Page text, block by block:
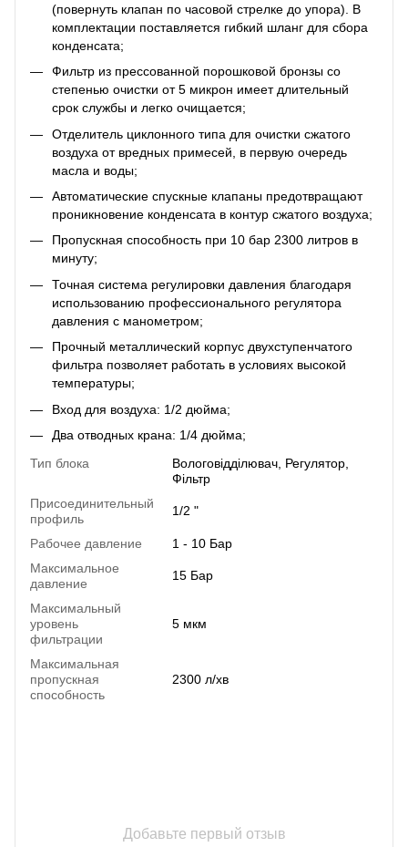
(повернуть клапан по часовой стрелке до упора). В
комплектации поставляется гибкий шланг для сбора
конденсата;
Фильтр из прессованной порошковой бронзы со
степенью очистки от 5 микрон имеет длительный
срок службы и легко очищается;
Отделитель циклонного типа для очистки сжатого
воздуха от вредных примесей, в первую очередь
масла и воды;
Автоматические спускные клапаны предотвращают
проникновение конденсата в контур сжатого воздуха;
Пропускная способность при 10 бар 2300 литров в
минуту;
Точная система регулировки давления благодаря
использованию профессионального регулятора
давления с манометром;
Прочный металлический корпус двухступенчатого
фильтра позволяет работать в условиях высокой
температуры;
Вход для воздуха: 1/2 дюйма;
Два отводных крана: 1/4 дюйма;
Тип блока
Вологовідділювач, Регулятор,
Фільтр
Присоединительный
профиль
1/2 "
Рабочее давление
1 - 10 Бар
Максимальное
давление
15 Бар
Максимальный
уровень
фильтрации
5 мкм
Максимальная
пропускная
способность
2300 л/хв
Добавьте первый отзыв